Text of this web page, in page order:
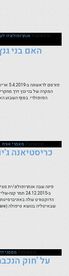
Posted in אנתרופולוגיה
האם בני
המקרה של בני גנץ דרך
הפופולרי. בסוף השבוע
Posted in מאמרי אורח
כריסטיאנה
פינה שבה אנתרופולוג/ית
ב-24.12.2015
Posted in מסמני
על 'חוק